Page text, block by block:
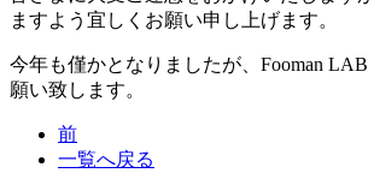
ますよう宜しくお願い申し上げます。
今年も僅かとなりましたが、 Fooman LAB
願い致します。
前
一覧へ戻る